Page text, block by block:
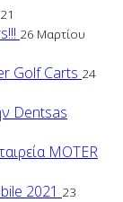
26 Μαρτίου
Golf Carts 24
Dentsas
MOTER
2021 23